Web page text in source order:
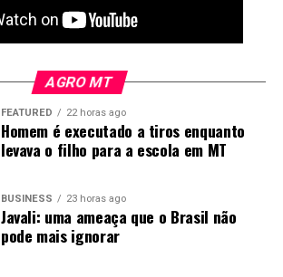
AGRO MT
FEATURED 22 horas ago
Homem é executado a tiros enquanto
levava o filho para a escola em MT
BUSINESS 23 horas ago
Javali: uma ameaça que o Brasil não
pode mais ignorar